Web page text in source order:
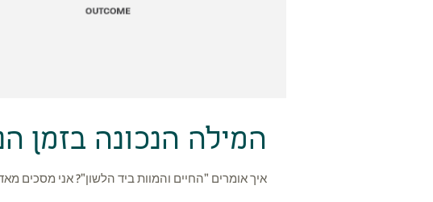
המילה הנכונה בזמן
איך אומרים "החיים והמוות ביד הלשון"? אני מסכים